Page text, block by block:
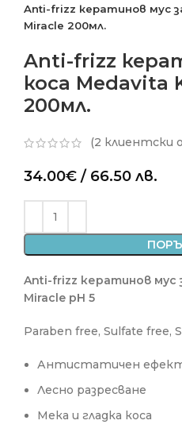
Anti-frizz кератинов мус
Miracle 200мл.
Anti-frizz
коса Medavita
200мл.
(2 клиентски
34.00€ / 66.50 лв.
Anti-frizz кератинов мус
Miracle pH 5
Paraben free, Sulfate free,
Антистатичен
Лесно разресване
Мека и гладка коса